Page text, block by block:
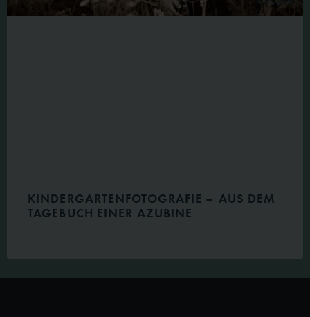
KINDERGARTENFOTOGRAFIE – AUS DEM
TAGEBUCH EINER AZUBINE